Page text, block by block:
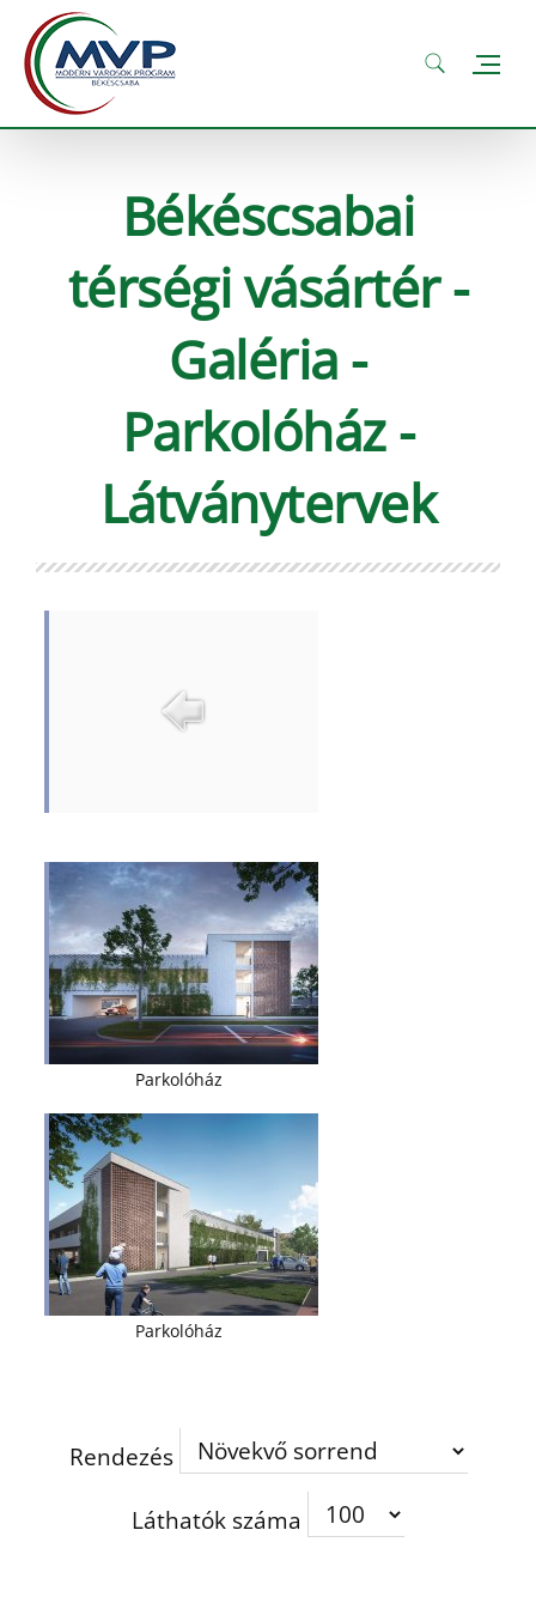
Békéscsabai
térségi vásártér -
Galéria -
Parkolóház -
Látványtervek
Parkolóház
Parkolóház
Rendezés
Láthatók száma